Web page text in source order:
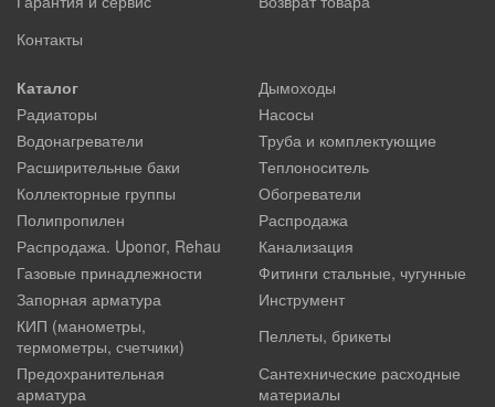
Контакты
Каталог
Дымоходы
Радиаторы
Насосы
Водонагреватели
Труба и комплектующие
Расширительные баки
Теплоноситель
Коллекторные группы
Обогреватели
Полипропилен
Распродажа
Распродажа. Uponor, Rehau
Канализация
Газовые принадлежности
Фитинги стальные, чугунные
Запорная арматура
Инструмент
КИП (манометры,
термометры, счетчики)
Пеллеты, брикеты
Предохранительная
арматура
Сантехнические расходные
материалы